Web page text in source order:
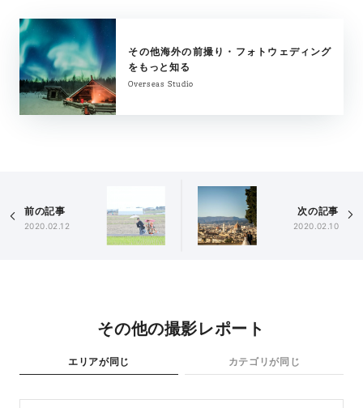
その他海外の前撮り・フォトウェディング
をもっと知る
Overseas Studio
前の記事
2020.02.12
次の記事
2020.02.10
その他の撮影レポート
エリアが同じ カテゴリが同じ